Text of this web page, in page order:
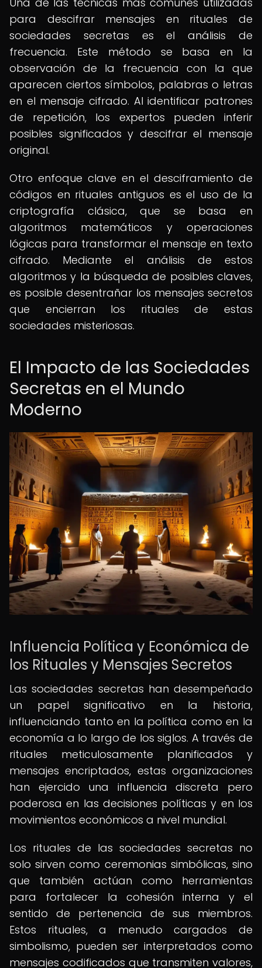
para descifrar mensajes en rituales de
sociedades secretas es el análisis de
frecuencia. Este método se basa en la
observación de la frecuencia con la que
aparecen ciertos símbolos, palabras o letras
en el mensaje cifrado. Al identificar patrones
de repetición, los expertos pueden inferir
posibles significados y descifrar el mensaje
original.
Otro enfoque clave en el desciframiento de
códigos en rituales antiguos es el uso de la
criptografía clásica, que se basa en
algoritmos matemáticos y operaciones
lógicas para transformar el mensaje en texto
cifrado. Mediante el análisis de estos
algoritmos y la búsqueda de posibles claves,
es posible desentrañar los mensajes secretos
que encierran los rituales de estas
sociedades misteriosas.
El Impacto de las Sociedades
Secretas en el Mundo
Moderno
Influencia Política y Económica de
los Rituales y Mensajes Secretos
Las sociedades secretas han desempeñado
un papel significativo en la historia,
influenciando tanto en la política como en la
economía a lo largo de los siglos. A través de
rituales meticulosamente planificados y
mensajes encriptados, estas organizaciones
han ejercido una influencia discreta pero
poderosa en las decisiones políticas y en los
movimientos económicos a nivel mundial.
Los rituales de las sociedades secretas no
solo sirven como ceremonias simbólicas, sino
que también actúan como herramientas
para fortalecer la cohesión interna y el
sentido de pertenencia de sus miembros.
Estos rituales, a menudo cargados de
simbolismo, pueden ser interpretados como
mensajes codificados que transmiten valores,